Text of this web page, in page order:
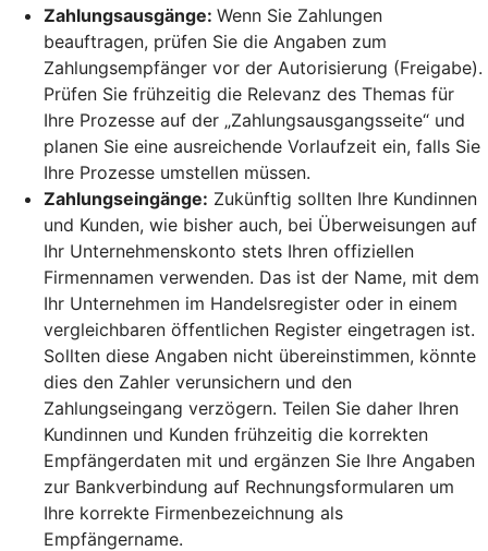
Zahlungsausgänge: Wenn Sie Zahlungen
beauftragen, prüfen Sie die Angaben zum
Zahlungsempfänger vor der Autorisierung (Freigabe).
Prüfen Sie frühzeitig die Relevanz des Themas für
Ihre Prozesse auf der „Zahlungsausgangsseite“ und
planen Sie eine ausreichende Vorlaufzeit ein, falls Sie
Ihre Prozesse umstellen müssen.
Zahlungseingänge: Zukünftig sollten Ihre Kundinnen
und Kunden, wie bisher auch, bei Überweisungen auf
Ihr Unternehmenskonto stets Ihren offiziellen
Firmennamen verwenden. Das ist der Name, mit dem
Ihr Unternehmen im Handelsregister oder in einem
vergleichbaren öffentlichen Register eingetragen ist.
Sollten diese Angaben nicht übereinstimmen, könnte
dies den Zahler verunsichern und den
Zahlungseingang verzögern. Teilen Sie daher Ihren
Kundinnen und Kunden frühzeitig die korrekten
Empfängerdaten mit und ergänzen Sie Ihre Angaben
zur Bankverbindung auf Rechnungsformularen um
Ihre korrekte Firmenbezeichnung als
Empfängername.